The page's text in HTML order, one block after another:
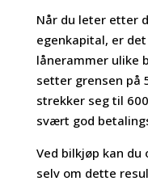
Når du leter etter
egenkapital, er
lånerammer ulike
setter grensen på
strekker seg til
svært god
Ved bilkjøp kan du
selv om dette